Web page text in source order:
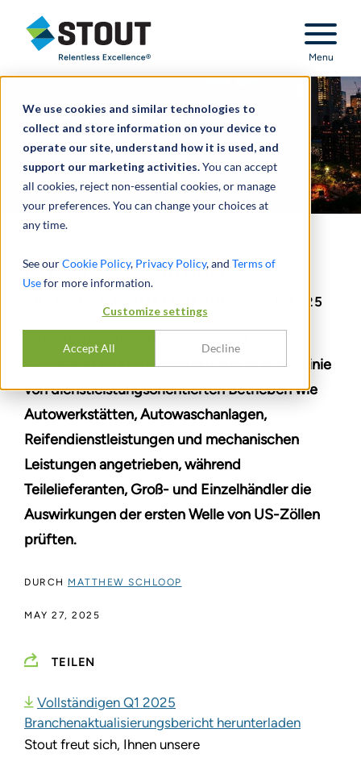
We use cookies and similar technologies to
collect and store information on your device to
operate our site, understand how it is used, and
support our marketing activities.You can accept
all cookies, reject non-essential cookies, or manage
your preferences. You can change your choices at
any time.
See ourCookie Policy, Privacy Policy, and Terms of
Usefor more information.
Customize settings
Accept All Decline
Stout Relentless Excellence
Menu
Kfz-Ersatzteilmarkt
BRANCHENAKTUALISIERUNG - Q1 2025
Aktivitäten im Kfz-Ersatzteilmarkt in erster Linie
von dienstleistungsorientierten Betrieben wie
Autowerkstätten, Autowaschanlagen,
Reifendienstleistungen und mechanischen
Leistungen angetrieben, während
Teilelieferanten, Groß- und Einzelhändler die
Auswirkungen der ersten Welle von US-Zöllen
prüften.
DURCH MATTHEW SCHLOOP
MAY 27, 2025
TEILEN
Vollständigen Q1 2025
Branchenaktualisierungsbericht herunterladen
Stout freut sich, Ihnen unsere